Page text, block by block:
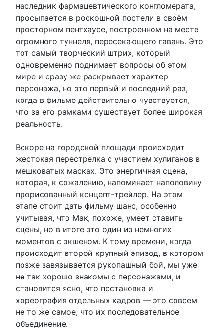
наследник фармацевтического конгломерата,
просыпается в роскошной постели в своём
просторном пентхаусе, построенном на месте
огромного туннеля, пересекающего гавань. Это
тот самый творческий штрих, который
одновременно поднимает вопросы об этом
мире и сразу же раскрывает характер
персонажа, но это первый и последний раз,
когда в фильме действительно чувствуется,
что за его рамками существует более широкая
реальность.
Вскоре на городской площади происходит
жестокая перестрелка с участием хулиганов в
мешковатых масках. Это энергичная сцена,
которая, к сожалению, напоминает наполовину
прорисованный концепт-трейлер. На этом
этапе стоит дать фильму шанс, особенно
учитывая, что Мак, похоже, умеет ставить
сцены, но в итоге это один из немногих
моментов с экшеном. К тому времени, когда
происходит второй крупный эпизод, в котором
позже завязывается рукопашный бой, мы уже
не так хорошо знакомы с персонажами, и
становится ясно, что постановка и
хореография отдельных кадров — это совсем
не то же самое, что их последовательное
объединение.